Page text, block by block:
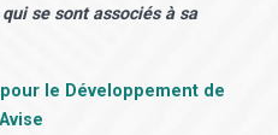
se sont associés à sa
le Développement de